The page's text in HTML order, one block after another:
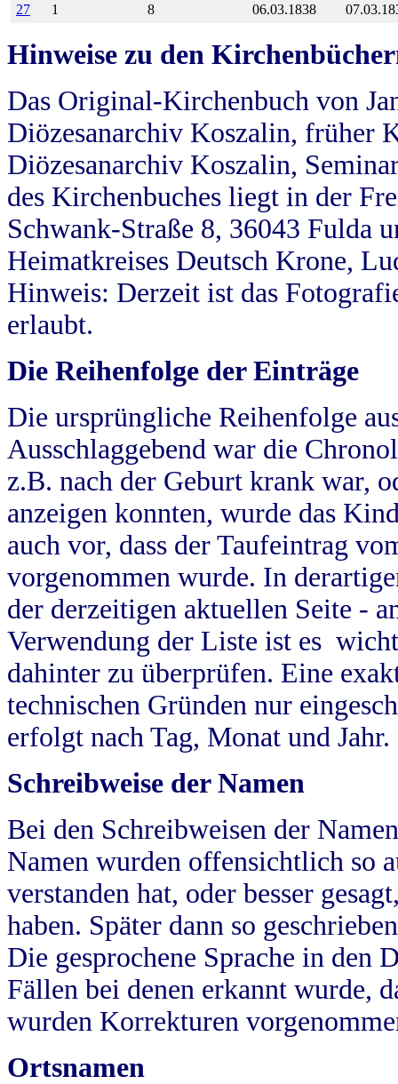
27
1 8 06.03.1838
Hinweise zu den
Das Original-Kirchenbuch von
Diözesanarchiv Koszalin, früher
Diözesanarchiv Koszalin,
des Kirchenbuches liegt in der
Schwank-Straße 8, 36043 Fulda
Heimatkreises Deutsch Krone,
Hinweis: Derzeit ist das
erlaubt.
Die Reihenfolge der Einträge
Die ursprüngliche Reihenfolge
Ausschlaggebend war die
z.B. nach der Geburt krank war,
anzeigen konnten, wurde das
auch vor, dass der Taufeintrag
vorgenommen wurde. In
der derzeitigen aktuellen Seite -
Verwendung der Liste ist es
dahinter zu überprüfen. Eine
technischen Gründen nur
erfolgt nach Tag, Monat und Jahr.
Schreibweise der Namen
Bei den Schreibweisen der
Namen wurden offensichtlich so
verstanden hat, oder besser
haben. Später dann so
Die gesprochene Sprache in
Fällen bei denen erkannt wurde,
wurden Korrekturen
Ortsnamen